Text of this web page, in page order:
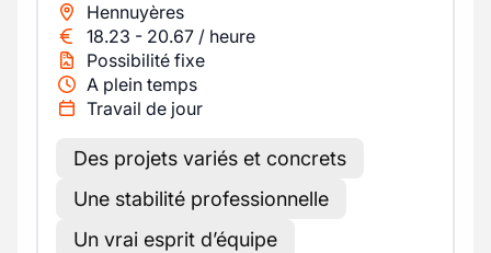
Hennuyères
18.23 - 20.67 / heure
Possibilité fixe
A plein temps
Travail de jour
Des projets variés et concrets
Une stabilité professionnelle
Un vrai esprit d’équipe